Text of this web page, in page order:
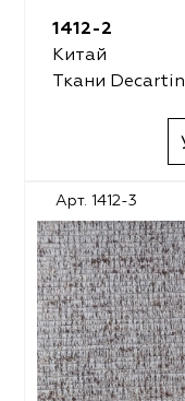
1412-2
Китай
Ткани
Арт. 1412-3